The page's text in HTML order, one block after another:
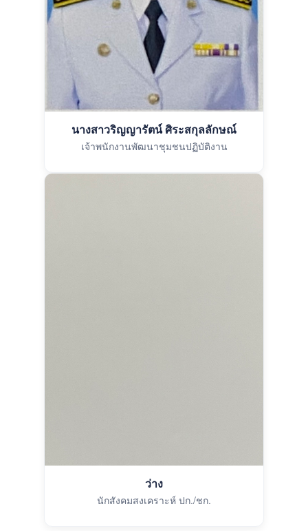
นางสาวริญญารัตน์ ศิระสกุลลักษณ์
เจ้าพนักงานพัฒนาชุมชนปฏิบัติงาน
ว่าง
นักสังคมสงเคราะห์ ปก./ชก.